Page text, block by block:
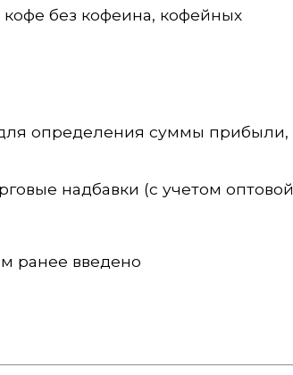
без кофеина, кофейных
определения суммы прибыли,
надбавки (с учетом оптовой
ранее введено